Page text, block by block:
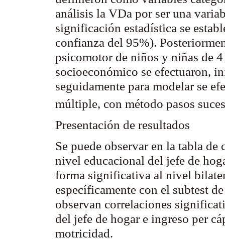
análisis la VDa por ser una
significación estadística se
confianza del 95%).
psicomotor de niños y niñas de
socioeconómico se efectuaron,
seguidamente para modelar se
múltiple, con método pasos
Presentación de resultados
Se puede observar en la tabla de
nivel educacional del jefe de
forma significativa al nivel
específicamente con el subtest
observan correlaciones
del jefe de hogar e ingreso per
motricidad.